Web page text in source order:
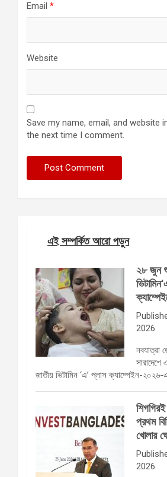
Email *
Website
Save my name, email, and website
the next time I comment.
এই সম্পর্কিত আরো পড়ুন
২৮ জুন
2026
নবযাত্রা
জাতীয় ভিটামিন ‘এ’ প্লাস ক্যাম্পেইন-
শিগগিরই
প্রথম
খোলার
2026